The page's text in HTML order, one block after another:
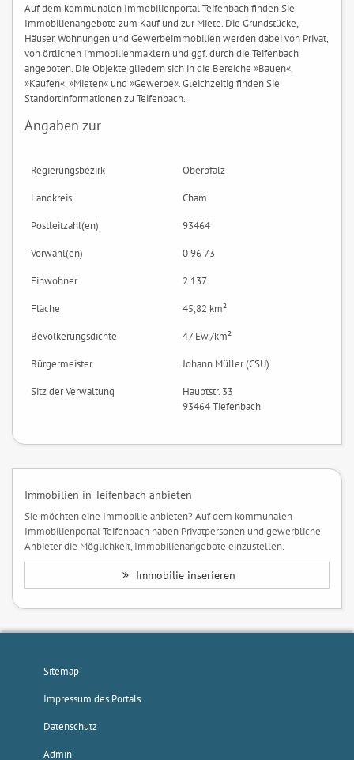
Auf dem kommunalen Immobilienportal Teifenbach finden Sie
Immobilienangebote zum Kauf und zur Miete. Die Grundstücke,
Häuser, Wohnungen und Gewerbeimmobilien werden dabei von Privat,
von örtlichen Immobilienmaklern und ggf. durch die Teifenbach
angeboten. Die Objekte gliedern sich in die Bereiche »Bauen«,
»Kaufen«, »Mieten« und »Gewerbe«. Gleichzeitig finden Sie
Standortinformationen zu Teifenbach.
Angaben zur
Regierungsbezirk
Oberpfalz
Landkreis
Cham
Postleitzahl(en)
93464
Vorwahl(en)
0 96 73
Einwohner
2.137
Fläche
45,82 km²
Bevölkerungsdichte
47 Ew./km²
Bürgermeister
Johann Müller (CSU)
Sitz der Verwaltung
Hauptstr. 33
93464 Tiefenbach
Immobilien in Teifenbach anbieten
Sie möchten eine Immobilie anbieten? Auf dem kommunalen
Immobilienportal Teifenbach haben Privatpersonen und gewerbliche
Anbieter die Möglichkeit, Immobilienangebote einzustellen.
Immobilie inserieren
Sitemap
Impressum des Portals
Datenschutz
Admin